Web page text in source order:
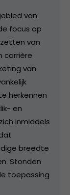
van
focus op
van
carrière
van
herkennen
en
inmiddels
breedte
Stonden
toepassing